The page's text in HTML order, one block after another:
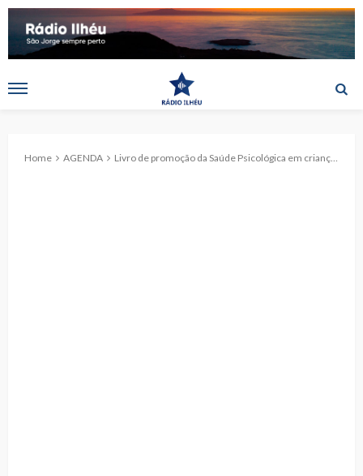
Home AGENDA Livro de promoção da Saúde Psicológica em crianças, com o apoio da Fundação Calouste Gulbenkian, será apresentado na Biblioteca Pública de Ponta Delgada